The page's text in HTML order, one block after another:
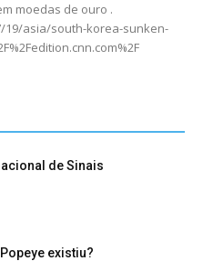
moedas de ouro .
19/asia/south-korea-sunken-
de Sinais
existiu?